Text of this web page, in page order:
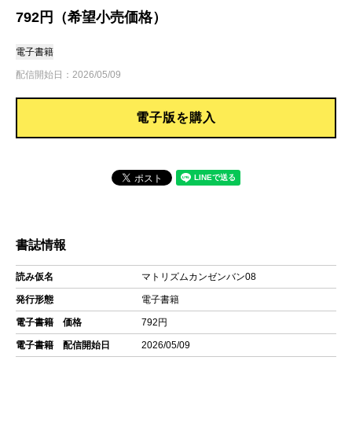
792円（希望小売価格）
電子書籍
配信開始日：2026/05/09
電子版を購入
書誌情報
読み仮名 マトリズムカンゼンバン08
発行形態 電子書籍
電子書籍 価格 792円
電子書籍 配信開始日 2026/05/09